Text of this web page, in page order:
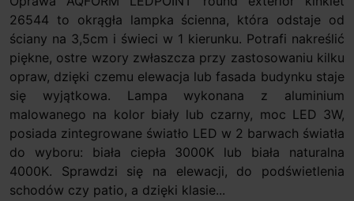
26544 to okrągła lampka ścienna, która odstaje od
ściany na 3,5cm i świeci w 1 kierunku. Potrafi nakreślić
piękne, ostre wzory zwłaszcza przy zastosowaniu kilku
opraw, dzięki czemu elewacja lub fasada budynku staje
się wyjątkowa. Lampa wykonana z aluminium
malowanego na kolor biały lub czarny, moc LED 3W,
posiada zintegrowane światło LED w 2 barwach światła
do wyboru: biała ciepła 3000K lub biała naturalna
4000K. Sprawdzi się na elewacji, do podświetlenia
schodów czy patio, a dzięki klasie...